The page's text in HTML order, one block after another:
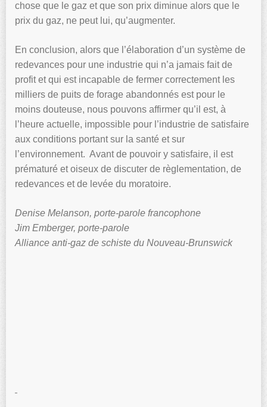
chose que le gaz et que son prix diminue alors que le
prix du gaz, ne peut lui, qu’augmenter.
En conclusion, alors que l’élaboration d’un système de
redevances pour une industrie qui n’a jamais fait de
profit et qui est incapable de fermer correctement les
milliers de puits de forage abandonnés est pour le
moins douteuse, nous pouvons affirmer qu’il est, à
l’heure actuelle, impossible pour l’industrie de satisfaire
aux conditions portant sur la santé et sur
l’environnement. Avant de pouvoir y satisfaire, il est
prématuré et oiseux de discuter de règlementation, de
redevances et de levée du moratoire.
Denise Melanson, porte-parole francophone
Jim Emberger, porte-parole
Alliance anti-gaz de schiste du Nouveau-Brunswick